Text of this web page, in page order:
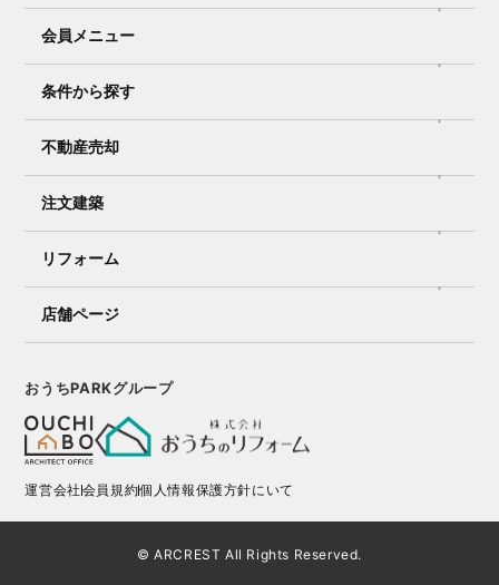
会員メニュー
条件から探す
不動産売却
注文建築
リフォーム
店舗ページ
おうちPARKグループ
運営会社会員規約個人情報保護方針にいて
© ARCREST All Rights Reserved.